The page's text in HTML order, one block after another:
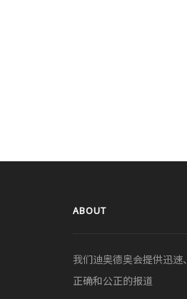
ABOUT
我们迪奥德奥会提供迅速、
正确和公正的报道